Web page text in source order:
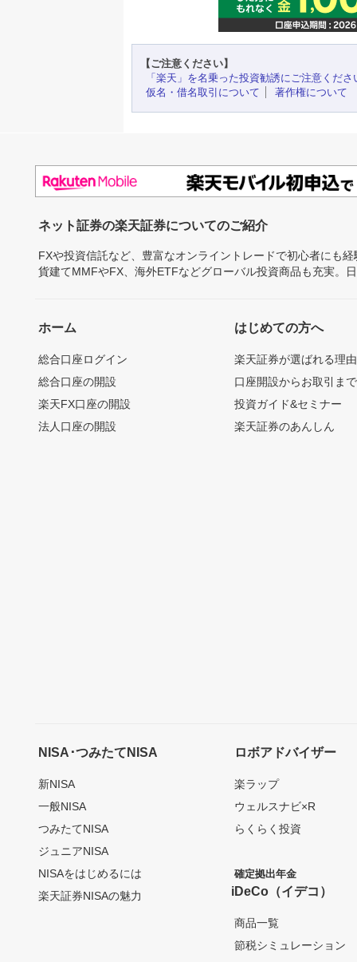
【ご注意ください】
「楽天」を名乗った投資勧誘にご注意くださ
仮名・借名取引について
著作権について
ネット証券の楽天証券についてのご紹介
FXや投資信託など、豊富なオンライントレードで初心者にも
貨建てMMFやFX、海外ETFなどグローバル投資商品も充実。
ホーム
総合口座ログイン
総合口座の開設
楽天FX口座の開設
法人口座の開設
はじめての方へ
楽天証券が選ばれる理由
口座開設からお取引ま
投資ガイド&セミナー
楽天証券のあんしん
NISA･つみたてNISA
新NISA
一般NISA
つみたてNISA
ジュニアNISA
NISAをはじめるには
楽天証券NISAの魅力
ロボアドバイザー
楽ラップ
ウェルスナビ×R
らくらく投資
確定拠出年金
iDeCo（イデコ）
商品一覧
節税シミュレーション